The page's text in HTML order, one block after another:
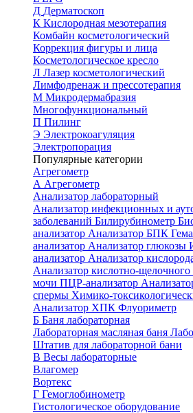
Д Дерматоскоп
К Кислородная мезотерапия
Комбайн косметологический
Коррекция фигуры и лица
Косметологическое кресло
Л Лазер косметологический
Лимфодренаж и прессотерапия
М Микродермабразия
Многофункциональный
П Пилинг
Э Электрокоагуляция
Электропорация
Популярные категории
Агрегометр
А Агрегометр
Анализатор лабораторный
Анализатор инфекционных и
заболеваний Билирубинометр
анализатор Анализатор БПК
анализатор Анализатор глюкозы
анализатор Анализатор
Анализатор кислотно-щелочного
мочи ПЦР-анализатор
спермы Химико-
Анализатор ХПК Флуориметр
Б Баня лабораторная
Лабораторная масляная баня
Штатив для лабораторной бани
В Весы лабораторные
Влагомер
Вортекс
Г Гемоглобинометр
Гистологическое оборудование